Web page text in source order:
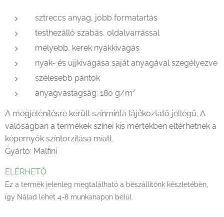
sztreccs anyag, jobb formatartás
testhezálló szabás, oldalvarrással
mélyebb, kerek nyakkivágás
nyak- és ujjkivágása saját anyagával szegélyezve
szélesebb pántok
anyagvastagság: 180 g/m²
A megjelenítésre került színminta tájékoztató jellegű. A
valóságban a termékek színei kis mértékben eltérhetnek a
képernyők színtorzítása miatt.
Gyártó: Malfini
ELÉRHETŐ
Ez a termék jelenleg megtalálható a beszállítónk készletében,
így Nálad lehet 4-8 munkanapon belül.